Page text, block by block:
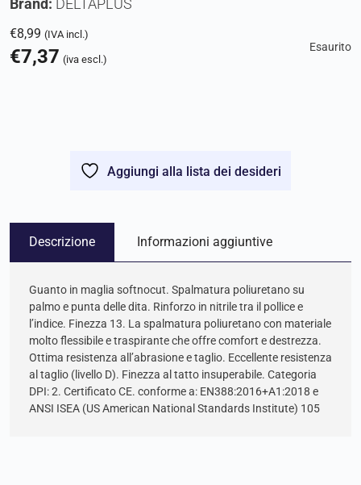
Brand: DELTAPLUS
€8,99 (IVA incl.)
€7,37 (iva escl.)
Esaurito
Aggiungi alla lista dei desideri
Descrizione Informazioni aggiuntive
Guanto in maglia softnocut. Spalmatura poliuretano su
palmo e punta delle dita. Rinforzo in nitrile tra il pollice e
l’indice. Finezza 13. La spalmatura poliuretano con materiale
molto flessibile e traspirante che offre comfort e destrezza.
Ottima resistenza all’abrasione e taglio. Eccellente resistenza
al taglio (livello D). Finezza al tatto insuperabile. Categoria
DPI: 2. Certificato CE. conforme a: EN388:2016+A1:2018 e
ANSI ISEA (US American National Standards Institute) 105